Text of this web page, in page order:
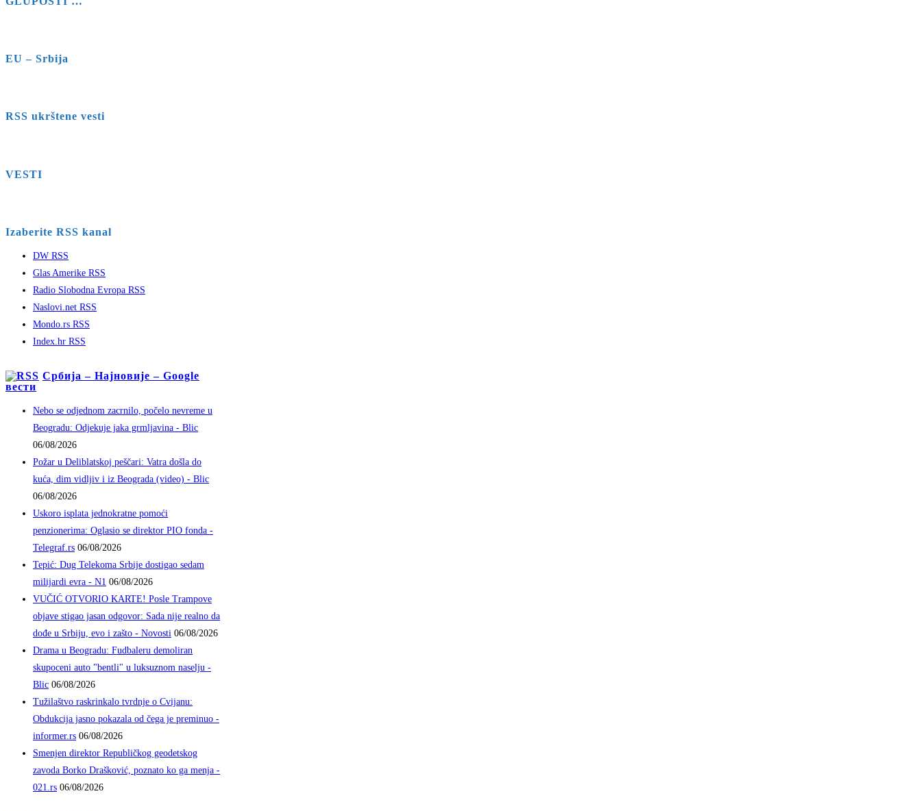
EU – Srbija
RSS ukrštene vesti
VESTI
Izaberite RSS kanal
DW RSS
Glas Amerike RSS
Radio Slobodna Evropa RSS
Naslovi.net RSS
Mondo.rs RSS
Index.hr RSS
Србија – Најновије – Google
вести
Nebo se odjednom zacrnilo, počelo nevreme u
Beogradu: Odjekuje jaka grmljavina - Blic
06/08/2026
Požar u Deliblatskoj peščari: Vatra došla do
kuća, dim vidljiv i iz Beograda (video) - Blic
06/08/2026
Uskoro isplata jednokratne pomoći
penzionerima: Oglasio se direktor PIO fonda -
Telegraf.rs 06/08/2026
Tepić: Dug Telekoma Srbije dostigao sedam
milijardi evra - N1 06/08/2026
VUČIĆ OTVORIO KARTE! Posle Trampove
objave stigao jasan odgovor: Sada nije realno da
dođe u Srbiju, evo i zašto - Novosti 06/08/2026
Drama u Beogradu: Fudbaleru demoliran
skupoceni auto "bentli" u luksuznom naselju -
Blic 06/08/2026
Tužilaštvo raskrinkalo tvrdnje o Cvijanu:
Obdukcija jasno pokazala od čega je preminuo -
informer.rs 06/08/2026
Smenjen direktor Republičkog geodetskog
zavoda Borko Drašković, poznato ko ga menja -
021.rs 06/08/2026